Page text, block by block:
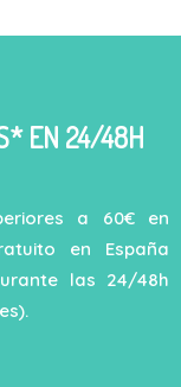
EN 24/48H
a 60€ en
en España
las 24/48h